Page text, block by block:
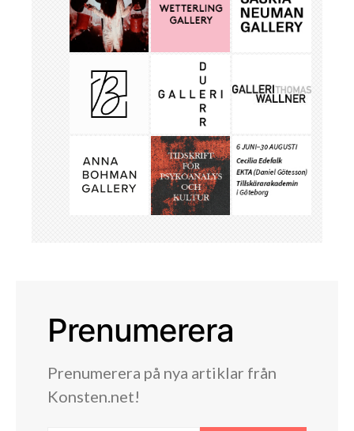
Prenumerera
Prenumerera på nya artiklar från
Konsten.net!